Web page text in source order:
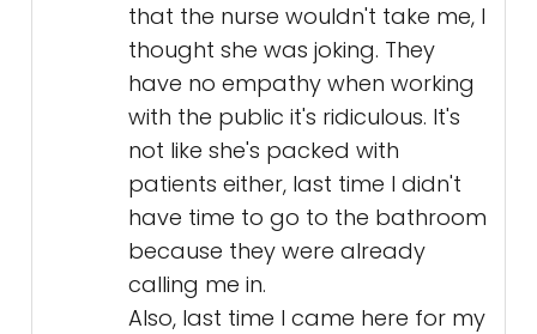
that the nurse wouldn't take me, I
thought she was joking. They
have no empathy when working
with the public it's ridiculous. It's
not like she's packed with
patients either, last time I didn't
have time to go to the bathroom
because they were already
calling me in.
Also, last time I came here for my